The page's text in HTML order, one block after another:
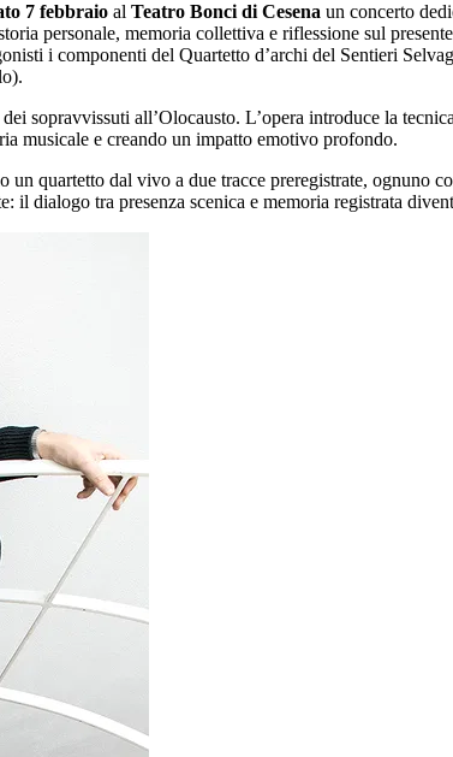
7 febbraio al Teatro Bonci di Cesena un concerto
personale, memoria collettiva e riflessione sul
i componenti del Quartetto d’archi del Sentieri
sopravvissuti all’Olocausto. L’opera introduce la
musicale e creando un impatto emotivo profondo.
quartetto dal vivo a due tracce preregistrate, ognuno
dialogo tra presenza scenica e memoria registrata